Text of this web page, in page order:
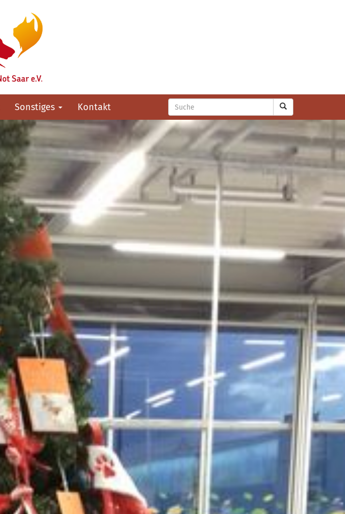
Sonstiges Kontakt